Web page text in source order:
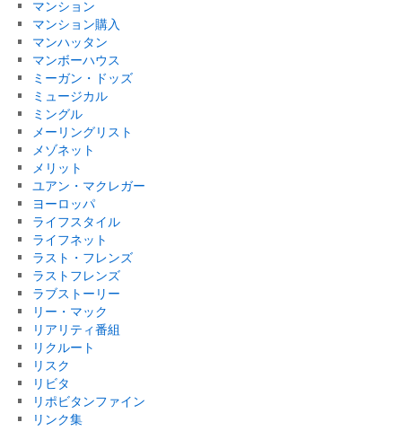
マンション
マンション購入
マンハッタン
マンボーハウス
ミーガン・ドッズ
ミュージカル
ミングル
メーリングリスト
メゾネット
メリット
ユアン・マクレガー
ヨーロッパ
ライフスタイル
ライフネット
ラスト・フレンズ
ラストフレンズ
ラブストーリー
リー・マック
リアリティ番組
リクルート
リスク
リビタ
リポビタンファイン
リンク集